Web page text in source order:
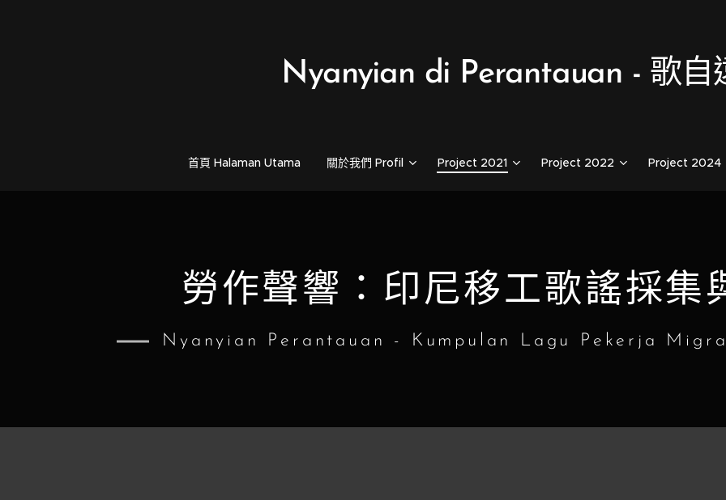
Nyanyian di Perantauan - 歌自
首頁 Halaman Utama 關於我們 Profil Project 2021 Project 2022 Project 2024
勞作聲響：印尼移工歌謠採集
Nyanyian Perantauan - Kumpulan Lagu Pekerja